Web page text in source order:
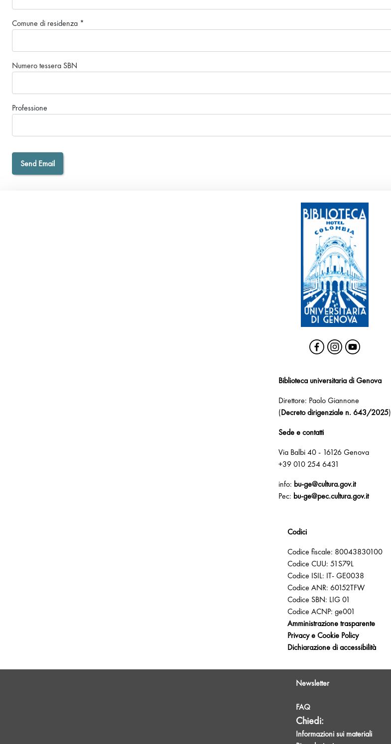
Comune di residenza *
Numero tessera SBN
Professione
Send Email
Biblioteca universitaria di Genova
Direttore: Paolo Giannone
(Decreto dirigenziale n. 643/2025)
Sede e contatti
Via Balbi 40 - 16126 Genova
+39 010 254 6431
info: bu-ge@cultura.gov.it
Pec: bu-ge@pec.cultura.gov.it
Codici
Codice fiscale: 80043830100
Codice CUU: 51S79L
Codice ISIL: IT- GE0038
Codice ANR: 60152TFW
Codice SBN: LIG 01
Codice ACNP: ge001
Amministrazione trasparente
Privacy e Cookie Policy
Dichiarazione di accessibilità
Newsletter
FAQ
Chiedi:
Informazioni sui materiali